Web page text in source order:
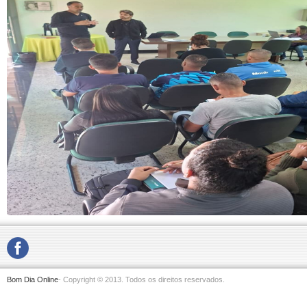
Bom Dia Online- Copyright © 2013. Todos os direitos reservados.